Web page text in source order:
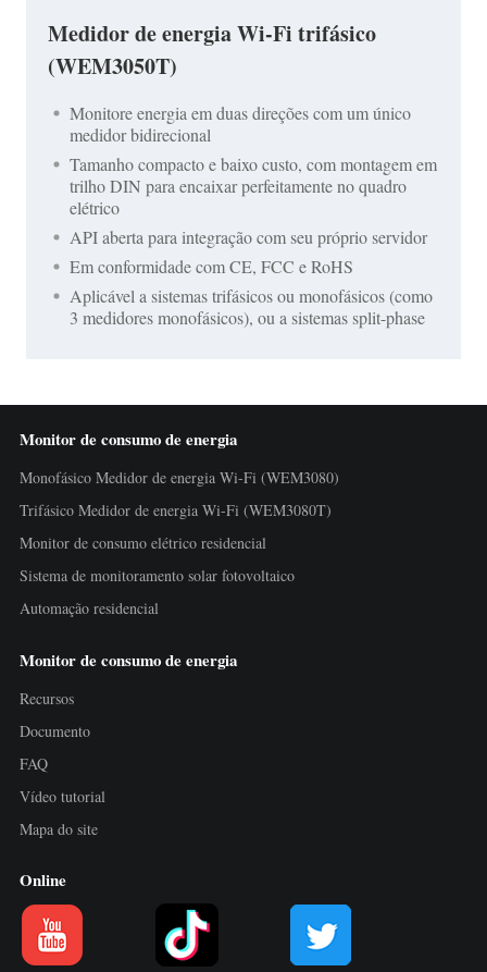
Medidor de energia Wi-Fi trifásico
(WEM3050T)
Monitore energia em duas direções com um único
medidor bidirecional
Tamanho compacto e baixo custo, com montagem em
trilho DIN para encaixar perfeitamente no quadro
elétrico
API aberta para integração com seu próprio servidor
Em conformidade com CE, FCC e RoHS
Aplicável a sistemas trifásicos ou monofásicos (como
3 medidores monofásicos), ou a sistemas split-phase
Monitor de consumo de energia
Monofásico Medidor de energia Wi-Fi (WEM3080)
Trifásico Medidor de energia Wi-Fi (WEM3080T)
Monitor de consumo elétrico residencial
Sistema de monitoramento solar fotovoltaico
Automação residencial
Monitor de consumo de energia
Recursos
Documento
FAQ
Vídeo tutorial
Mapa do site
Online